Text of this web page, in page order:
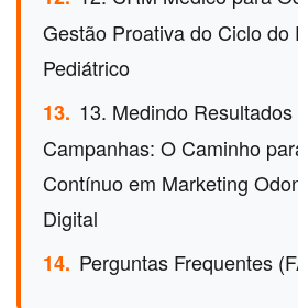
Gestão Proativa do Ciclo do
Pediátrico
13. 13. Medindo
Campanhas: O Caminho
Contínuo em Marketing
Digital
14. Perguntas Frequentes